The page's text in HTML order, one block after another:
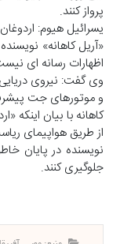
پرواز کنند.
یسرائیل هیوم:
«آریل کاهانه»
اظهارات رسانه ای
و موتورهای جت
کاهانه با بیان اینکه
از طریق هواپیمای
نویسنده در پایان
جلوگیری کنند.